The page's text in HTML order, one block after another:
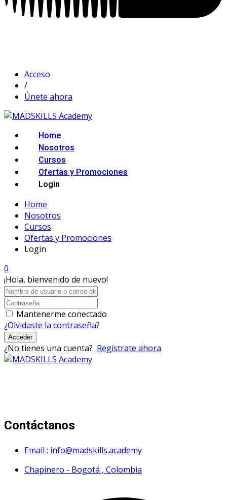
Acceso
/
Únete ahora
Home
Nosotros
Cursos
Ofertas y Promociones
Login
Home
Nosotros
Cursos
Ofertas y Promociones
Login
0
¡Hola, bienvenido de nuevo!
Mantenerme conectado
¿Olvidaste la contraseña?
Acceder
¿No tienes una cuenta? Regístrate ahora
Contáctanos
Email : info@madskills.academy
Chapinero - Bogotá , Colombia